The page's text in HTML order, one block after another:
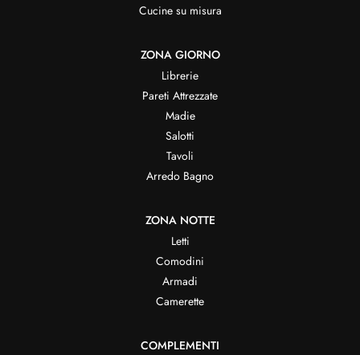
Cucine su misura
ZONA GIORNO
Librerie
Pareti Attrezzate
Madie
Salotti
Tavoli
Arredo Bagno
ZONA NOTTE
Letti
Comodini
Armadi
Camerette
COMPLEMENTI